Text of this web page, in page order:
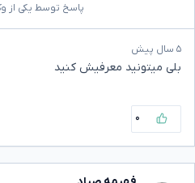
پاسخ توسط یکی از
۵ سال پیش
بلی میتونید معرفیش کنید
۰